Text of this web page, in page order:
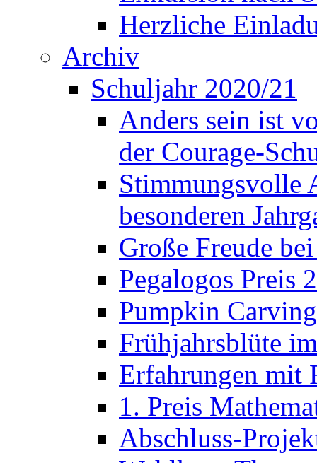
Herzliche
Archiv
Schuljahr 2020/21
Anders sein ist
der Courage-
Stimmungsvolle
besonderen
Große Freude
Pegalogos Preis
Pumpkin
Frühjahrsblüte
Erfahrungen mit
1. Preis
Abschluss-